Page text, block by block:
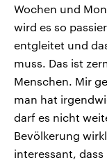
Wochen und
wird es so
entgleitet und
muss. Das ist
Menschen. Mir
man hat
darf es nicht
Bevölkerung
interessant,